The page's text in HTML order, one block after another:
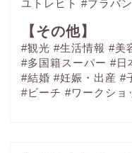
ユトレヒト #ブラバ
【その他】
#観光 #生活情報 #美
#多国籍スーパー #日
#結婚 #妊娠・出産 #
#ビーチ #ワークショ